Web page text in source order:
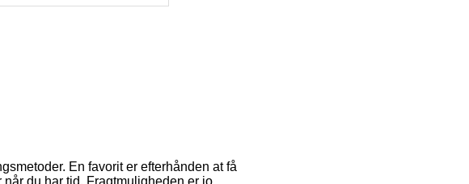
En favorit er efterhånden at få
du har tid. Fragtmuligheden er jo